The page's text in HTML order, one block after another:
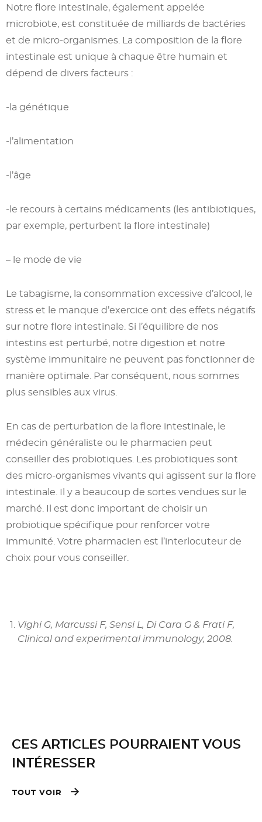
Notre flore intestinale, également appelée
microbiote, est constituée de milliards de bactéries
et de micro-organismes. La composition de la flore
intestinale est unique à chaque être humain et
dépend de divers facteurs :
-la génétique
-l’alimentation
-l’âge
-le recours à certains médicaments (les antibiotiques,
par exemple, perturbent la flore intestinale)
– le mode de vie
Le tabagisme, la consommation excessive d’alcool, le
stress et le manque d’exercice ont des effets négatifs
sur notre flore intestinale. Si l’équilibre de nos
intestins est perturbé, notre digestion et notre
système immunitaire ne peuvent pas fonctionner de
manière optimale. Par conséquent, nous sommes
plus sensibles aux virus.
En cas de perturbation de la flore intestinale, le
médecin généraliste ou le pharmacien peut
conseiller des probiotiques. Les probiotiques sont
des micro-organismes vivants qui agissent sur la flore
intestinale. Il y a beaucoup de sortes vendues sur le
marché. Il est donc important de choisir un
probiotique spécifique pour renforcer votre
immunité. Votre pharmacien est l’interlocuteur de
choix pour vous conseiller.
Vighi G, Marcussi F, Sensi L, Di Cara G & Frati F,
Clinical and experimental immunology, 2008.
CES ARTICLES POURRAIENT VOUS
INTÉRESSER
TOUT VOIR